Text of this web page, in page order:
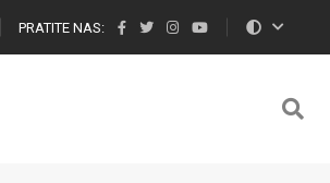
PRATITE NAS: